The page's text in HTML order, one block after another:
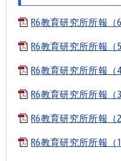
R6教育研究所所報（
R6教育研究所所報（
R6教育研究所所報（
R6教育研究所所報（
R6教育研究所所報（
R6教育研究所所報（